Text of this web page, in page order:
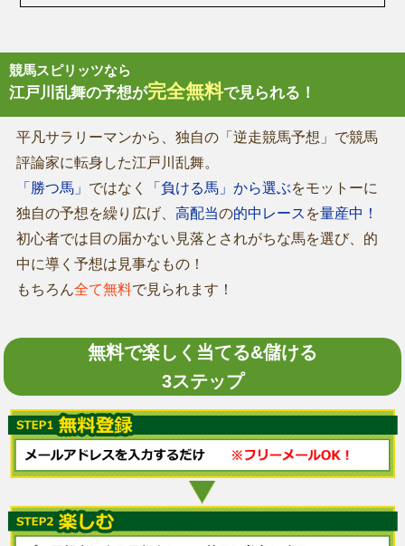
競馬スピリッツなら
江戸川乱舞の予想が完全無料で見られる！
平凡サラリーマンから、独自の「逆走競馬予想」で競馬
評論家に転身した江戸川乱舞。
「勝つ馬」 ではなく 「負ける馬」から選ぶをモットーに
独自の予想を繰り広げ、 高配当の的中レース を量産中！
初心者では目の届かない見落とされがちな馬を選び、的
中に導く予想は見事なもの！
もちろん全て無料で見られます！
無料で楽しく当てる&儲ける
3ステップ